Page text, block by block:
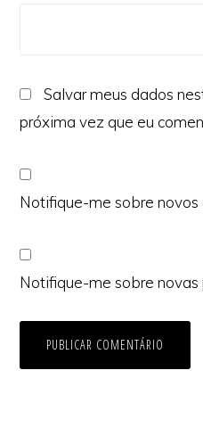
Salvar meus dados
próxima vez que eu
Notifique-me sobre novos
Notifique-me sobre novas